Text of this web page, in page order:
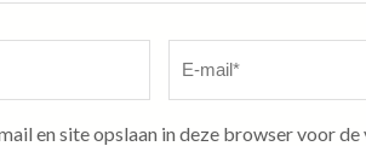
mail*
en site opslaan in deze browser voor